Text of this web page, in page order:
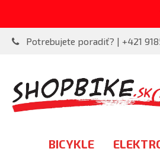
Potrebujete poradiť? | +421
BICYKLE